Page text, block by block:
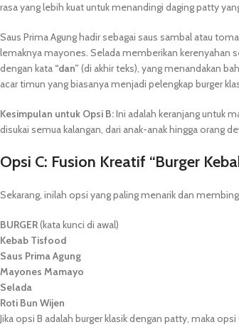
rasa yang lebih kuat untuk menandingi daging patty
Saus Prima Agung hadir sebagai saus sambal atau
lemaknya mayones. Selada memberikan kerenyahan
dengan kata “dan” (di akhir teks), yang menandakan
acar timun yang biasanya menjadi pelengkap burger
Kesimpulan untuk Opsi B:Ini adalah keranjang untuk
disukai semua kalangan, dari anak-anak hingga orang
Opsi C: Fusion Kreatif “Burger
Sekarang, inilah opsi yang paling menarik dan
BURGER(kata kunci di awal)
Kebab Tisfood
Saus Prima Agung
Mayones Mamayo
Selada
Roti Bun Wijen
Jika opsi B adalah burger klasik dengan patty, maka opsi